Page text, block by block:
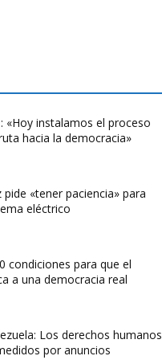
«Hoy instalamos el proceso
hacia la democracia»
pide «tener paciencia» para
eléctrico
condiciones para que el
a una democracia real
Los derechos humanos
por anuncios